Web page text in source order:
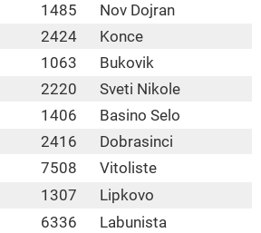
1485
Nov Dojran
2424
Konce
1063
Bukovik
2220
Sveti Nikole
1406
Basino Selo
2416
Dobrasinci
7508
Vitoliste
1307
Lipkovo
6336 Labunista